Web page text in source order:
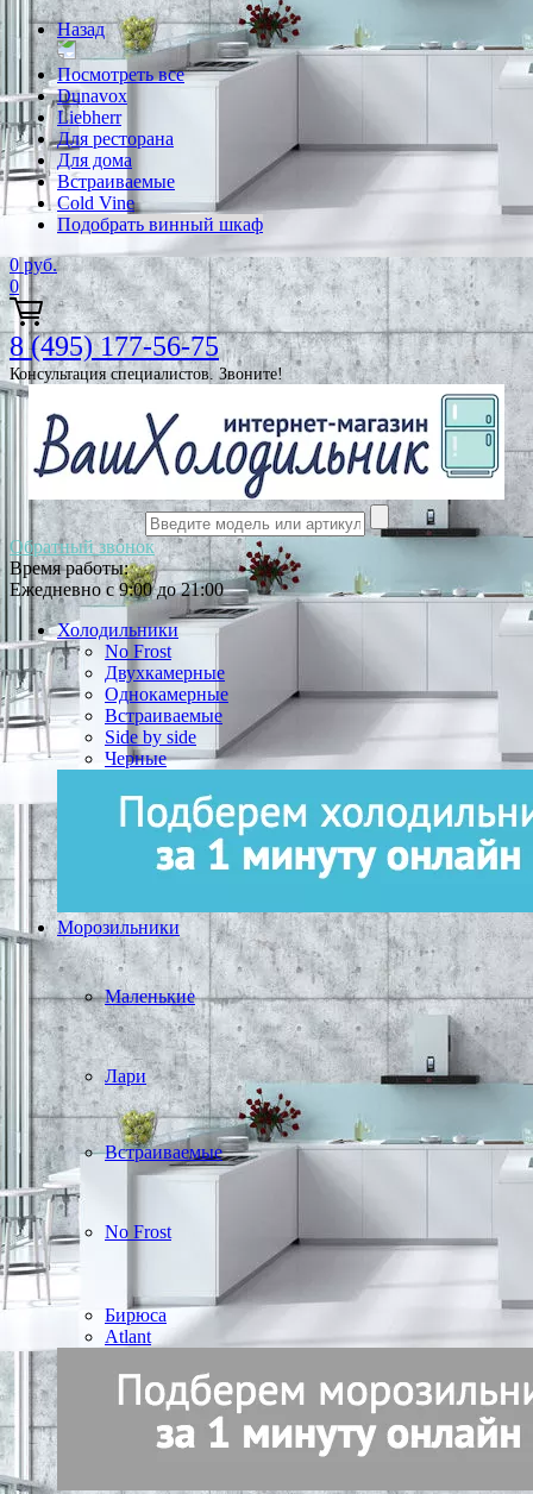
Назад
Посмотреть все
Dunavox
Liebherr
Для ресторана
Для дома
Встраиваемые
Cold Vine
Подобрать винный шкаф
0 руб.
0
8 (495) 177-56-75
Консультация специалистов. Звоните!
Обратный звонок
Время работы:
Ежедневно с 9:00 до 21:00
Холодильники
No Frost
Двухкамерные
Однокамерные
Встраиваемые
Side by side
Черные
Морозильники
Маленькие
Лари
Встраиваемые
No Frost
Бирюса
Atlant